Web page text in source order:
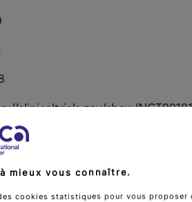
clinicaltrials.gov/show/
jcem/article/94/4/1310/
de l'essai
mieux vous connaître.
cookies statistiques pour vous proposer